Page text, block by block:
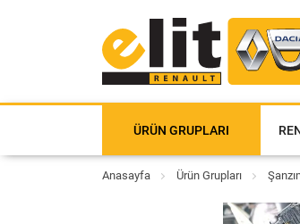
ÜRÜN GRUPLARI
Anasayfa Ürün Grupları